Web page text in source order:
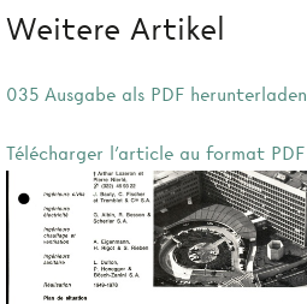
Weitere Artikel
035 Ausgabe als PDF herunterladen
Télécharger l'article au format PDF